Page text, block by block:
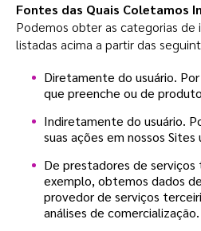
Fontes das Quais Coletamos
Podemos obter as categorias de
listadas acima a partir das
Diretamente do usuário.
que preenche ou de
Indiretamente do usuário.
suas ações em nossos Sites
De prestadores de serviços
exemplo, obtemos dados
provedor de serviços
análises de comercialização.